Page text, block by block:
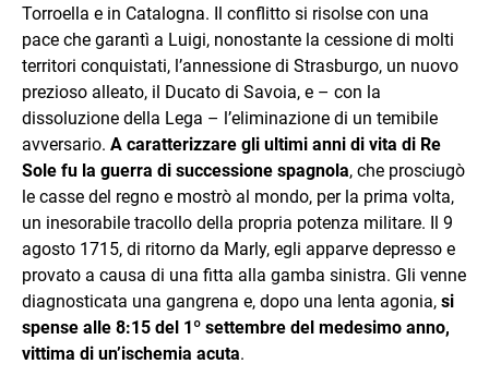
Torroella e in Catalogna. Il conflitto si risolse con una
pace che garantì a Luigi, nonostante la cessione di molti
territori conquistati, l’annessione di Strasburgo, un nuovo
prezioso alleato, il Ducato di Savoia, e – con la
dissoluzione della Lega – l’eliminazione di un temibile
avversario. A caratterizzare gli ultimi anni di vita di Re
Sole fu la guerra di successione spagnola, che prosciugò
le casse del regno e mostrò al mondo, per la prima volta,
un inesorabile tracollo della propria potenza militare. Il 9
agosto 1715, di ritorno da Marly, egli apparve depresso e
provato a causa di una fitta alla gamba sinistra. Gli venne
diagnosticata una gangrena e, dopo una lenta agonia, si
spense alle 8:15 del 1º settembre del medesimo anno,
vittima di un’ischemia acuta.